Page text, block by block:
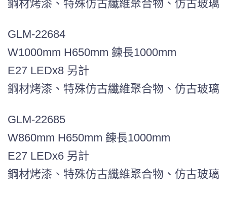
鋼材烤漆、特殊仿古纖維聚合物、仿古玻璃
GLM-22684
W1000mm H650mm 鍊長1000mm
E27 LEDx8 另計
鋼材烤漆、特殊仿古纖維聚合物、仿古玻璃
GLM-22685
W860mm H650mm 鍊長1000mm
E27 LEDx6 另計
鋼材烤漆、特殊仿古纖維聚合物、仿古玻璃